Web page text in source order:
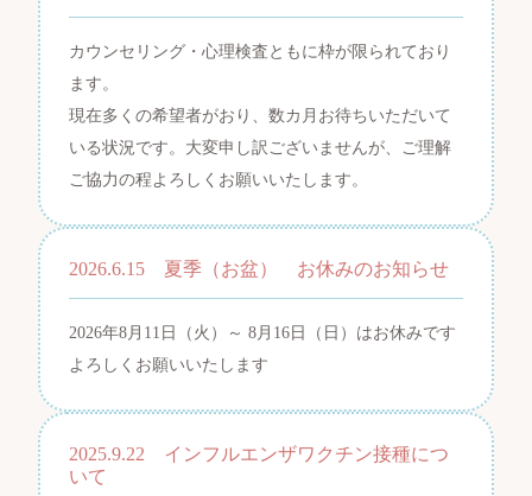
カウンセリング・心理検査ともに枠が限られており
ます。
現在多くの希望者がおり、数カ月お待ちいただいて
いる状況です。大変申し訳ございませんが、ご理解
ご協力の程よろしくお願いいたします。
2026.6.15 夏季（お盆） お休みのお知らせ
2026年8月11日（火）～ 8月16日（日）はお休みです
よろしくお願いいたします
2025.9.22 インフルエンザワクチン接種につ
いて